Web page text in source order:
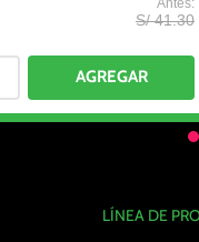
S/ 41.30
LÍNEA DE